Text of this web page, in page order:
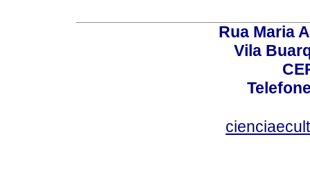
Rua Maria
Vila